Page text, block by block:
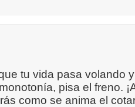
tu vida pasa volando
pisa el freno.
como se anima el